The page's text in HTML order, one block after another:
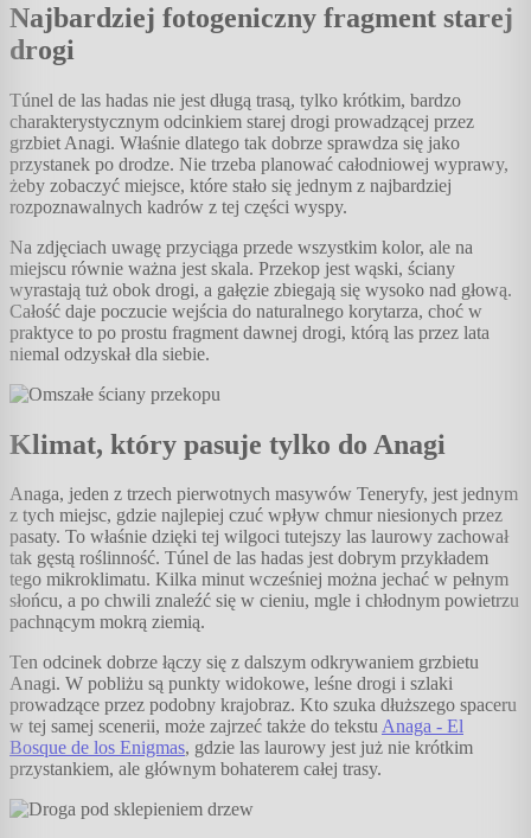
Najbardziej fotogeniczny fragment starej
drogi
Túnel de las hadas nie jest długą trasą, tylko krótkim, bardzo
charakterystycznym odcinkiem starej drogi prowadzącej przez
grzbiet Anagi. Właśnie dlatego tak dobrze sprawdza się jako
przystanek po drodze. Nie trzeba planować całodniowej wyprawy,
żeby zobaczyć miejsce, które stało się jednym z najbardziej
rozpoznawalnych kadrów z tej części wyspy.
Na zdjęciach uwagę przyciąga przede wszystkim kolor, ale na
miejscu równie ważna jest skala. Przekop jest wąski, ściany
wyrastają tuż obok drogi, a gałęzie zbiegają się wysoko nad głową.
Całość daje poczucie wejścia do naturalnego korytarza, choć w
praktyce to po prostu fragment dawnej drogi, którą las przez lata
niemal odzyskał dla siebie.
Klimat, który pasuje tylko do Anagi
Anaga, jeden z trzech pierwotnych masywów Teneryfy, jest jednym
z tych miejsc, gdzie najlepiej czuć wpływ chmur niesionych przez
pasaty. To właśnie dzięki tej wilgoci tutejszy las laurowy zachował
tak gęstą roślinność. Túnel de las hadas jest dobrym przykładem
tego mikroklimatu. Kilka minut wcześniej można jechać w pełnym
słońcu, a po chwili znaleźć się w cieniu, mgle i chłodnym powietrzu
pachnącym mokrą ziemią.
Ten odcinek dobrze łączy się z dalszym odkrywaniem grzbietu
Anagi. W pobliżu są punkty widokowe, leśne drogi i szlaki
prowadzące przez podobny krajobraz. Kto szuka dłuższego spaceru
w tej samej scenerii, może zajrzeć także do tekstuAnaga - El
Bosque de los Enigmas, gdzie las laurowy jest już nie krótkim
przystankiem, ale głównym bohaterem całej trasy.